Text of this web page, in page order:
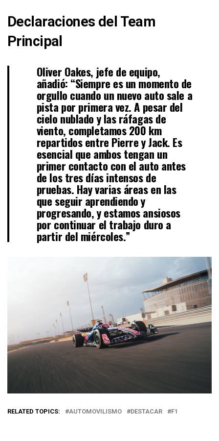
Declaraciones del Team
Principal
Oliver Oakes, jefe de equipo,
añadió: “Siempre es un momento de
orgullo cuando un nuevo auto sale a
pista por primera vez. A pesar del
cielo nublado y las ráfagas de
viento, completamos 200 km
repartidos entre Pierre y Jack. Es
esencial que ambos tengan un
primer contacto con el auto antes
de los tres días intensos de
pruebas. Hay varias áreas en las
que seguir aprendiendo y
progresando, y estamos ansiosos
por continuar el trabajo duro a
partir del miércoles.”
RELATED TOPICS: AUTOMOVILISMO DESTACAR F1